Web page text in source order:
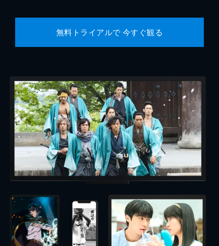
無料トライアルで 今すぐ観る